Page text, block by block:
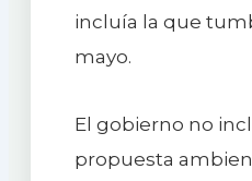
incluía la que
mayo.
El gobierno no
propuesta